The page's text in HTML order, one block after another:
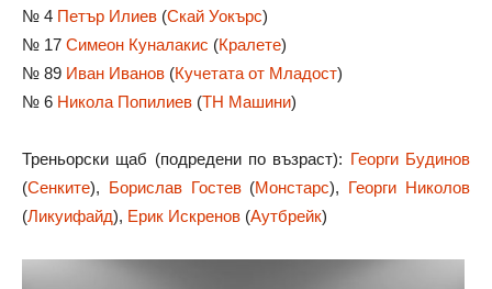
№ 4 Петър Илиев (Скай Уокърс)
№ 17 Симеон Куналакис (Кралете)
№ 89 Иван Иванов (Кучетата от Младост)
№ 6 Никола Попилиев (ТН Машини)
Треньорски щаб (подредени по възраст): Георги Будинов
(Сенките), Борислав Гостев(Монстарс), Георги Николов
(Ликуифайд), Ерик Искренов (Аутбрейк)